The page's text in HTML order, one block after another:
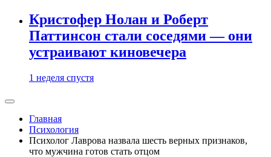
Кристофер Нолан и Роберт
Паттинсон стали соседями — они
устраивают киновечера
1 неделя спустя
Главная
Психология
Психолог Лаврова назвала шесть верных признаков,
что мужчина готов стать отцом